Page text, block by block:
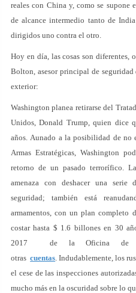
reales con China y, como se supone
de alcance intermedio tanto de
dirigidos uno contra el otro.
Hoy en día, las cosas son diferentes,
Bolton, asesor principal de
exterior:
Washington planea retirarse del
Unidos, Donald Trump, quien dice
años. Aunado a la posibilidad de no
Armas Estratégicas, Washington
retorno de un pasado terrorífico.
amenaza con deshacer una serie
seguridad; también está
armamentos, con un plan completo
costar hasta $ 1.6 billones en 30
2017 de la Oficina de
otrascuentas. Indudablemente, los
el cese de las inspecciones
mucho más en la oscuridad sobre lo